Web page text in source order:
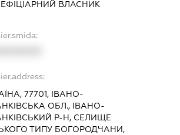
ВЛАСНИК
77701, ІВАНО-
ОБЛ., ІВАНО-
Р-Н, СЕЛИЩЕ
ТИПУ БОГОРОДЧАНИ,